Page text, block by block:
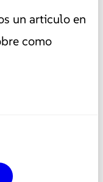
un articulo en
como